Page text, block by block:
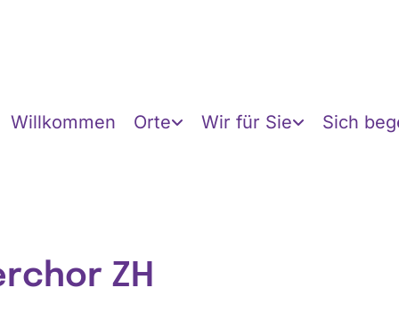
Willkommen Orte Wir für Sie Sich
ZH